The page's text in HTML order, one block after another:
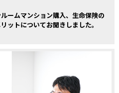
ームマンション購入、生命保険の
ットについてお聞きしました。